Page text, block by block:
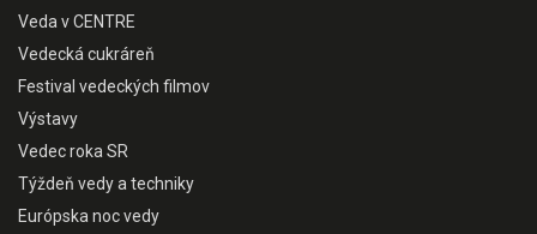
Veda v CENTRE
Vedecká cukráreň
Festival vedeckých filmov
Výstavy
Vedec roka SR
Týždeň vedy a techniky
Európska noc vedy